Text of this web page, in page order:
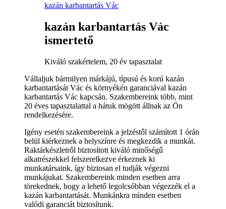
kazán karbantartás Vác
kazán karbantartás Vác
ismertető
Kiváló szakértelem, 20 év tapasztalat
Vállaljuk bármilyen márkájú, típusú és korú kazán
karbantartását Vác és környékén garanciával kazán
karbantartás Vác kapcsán. Szakembereink több, mint
20 éves tapasztalattal a hátuk mögött állnak az Ön
rendelkezésére.
Igény esetén szakembereink a jelzéstől számított 1 órán
belül kiérkeznek a helyszínre és megkezdik a munkát.
Raktárkészletről biztosított kiváló minőségű
alkatrészekkel felszerelkezve érkeznek ki
munkatársaink, így biztosan el tudják végezni
munkájukat. Szakembereink minden esetben arra
törekednek, hogy a lehető legolcsóbban végezzék el a
kazán karbantartását. Munkánkra minden esetben
valódi garanciát biztosítunk.